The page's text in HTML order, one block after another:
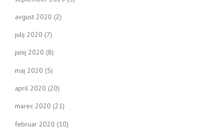
avgust 2020 (2)
julij 2020 (7)
junij 2020 (8)
maj 2020 (5)
april 2020 (20)
marec 2020 (21)
februar 2020 (10)